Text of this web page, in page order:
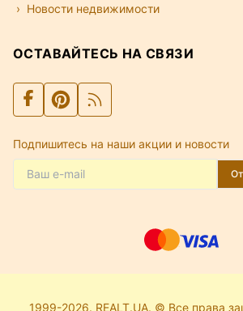
Новости недвижимости
ОСТАВАЙТЕСЬ НА СВЯЗИ
Подпишитесь на наши акции и новости
1999-2026. REALT.UA. © Все права